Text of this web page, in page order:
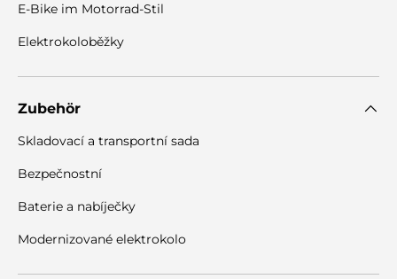
E-Bike im Motorrad-Stil
Elektrokoloběžky
Zubehör
Skladovací a transportní sada
Bezpečnostní
Baterie a nabíječky
Modernizované elektrokolo